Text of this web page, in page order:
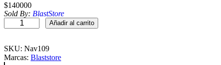
$140000
Sold By: BlastStore
a
k
s
Añadir al carrito
SKU: Nav109
Marcas: Blaststore